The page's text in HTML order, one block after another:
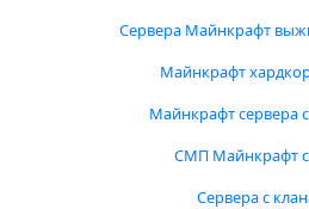
Сервера Майнкрафт
Майнкрафт
Майнкрафт сервера
СМП Майнкрафт
Сервера с